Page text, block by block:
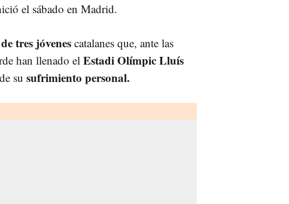
el sábado en Madrid.
tres jóvenes catalanes que, ante las
han llenado el Estadi Olímpic Lluís
su sufrimiento personal.